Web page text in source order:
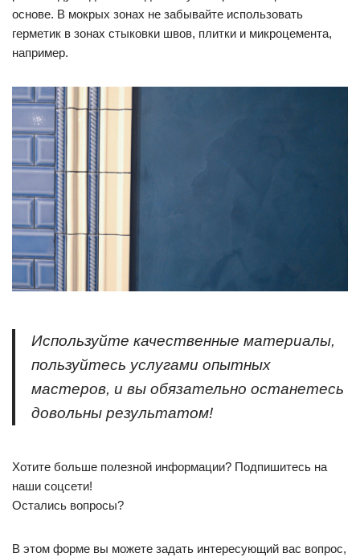
основе. В мокрых зонах не забывайте использовать
герметик в зонах стыковки швов, плитки и микроцемента,
например.
Используйте качественные материалы,
пользуйтесь услугами опытных
мастеров, и вы обязательно останетесь
довольны результатом!
Хотите больше полезной информации? Подпишитесь на
наши соцсети!
Остались вопросы?
В этом форме вы можете задать интересующий вас вопрос,